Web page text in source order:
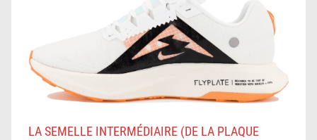
LA SEMELLE INTERMÉDIAIRE (DE LA PLAQUE